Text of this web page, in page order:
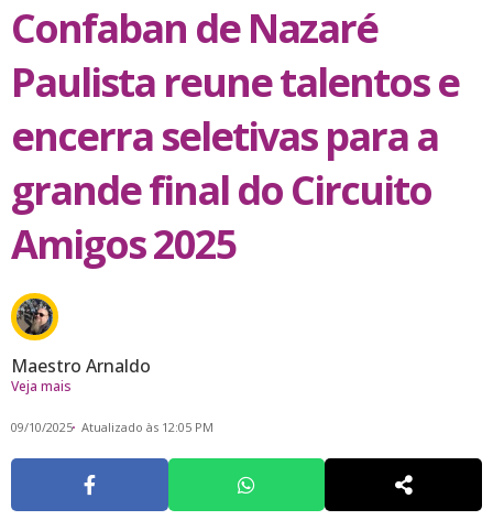
Confaban de Nazaré
Paulista reune talentos e
encerra seletivas para a
grande final do Circuito
Amigos 2025
Maestro Arnaldo
Veja mais
09/10/2025 Atualizado às 12:05 PM